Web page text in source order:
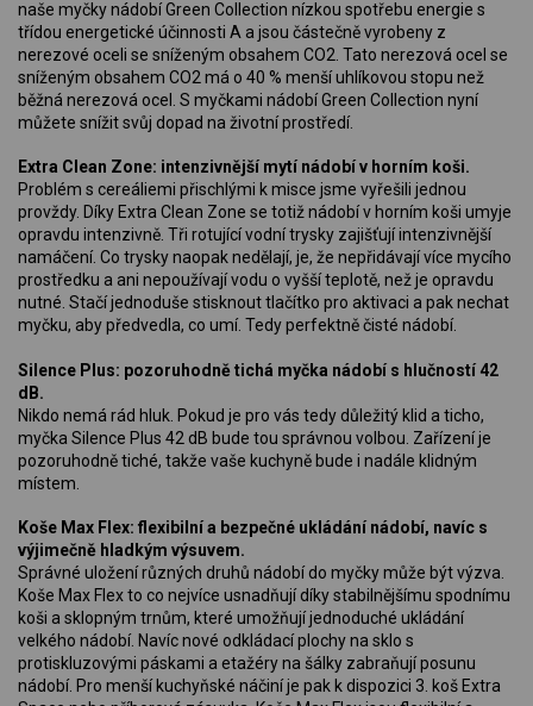
naše myčky nádobí Green Collection nízkou spotřebu energie s
třídou energetické účinnosti A a jsou částečně vyrobeny z
nerezové oceli se sníženým obsahem CO2. Tato nerezová ocel se
sníženým obsahem CO2 má o 40 % menší uhlíkovou stopu než
běžná nerezová ocel. S myčkami nádobí Green Collection nyní
můžete snížit svůj dopad na životní prostředí.
Extra Clean Zone: intenzivnější mytí nádobí v horním koši.
Problém s cereáliemi přischlými k misce jsme vyřešili jednou
provždy. Díky Extra Clean Zone se totiž nádobí v horním koši umyje
opravdu intenzivně. Tři rotující vodní trysky zajišťují intenzivnější
namáčení. Co trysky naopak nedělají, je, že nepřidávají více mycího
prostředku a ani nepoužívají vodu o vyšší teplotě, než je opravdu
nutné. Stačí jednoduše stisknout tlačítko pro aktivaci a pak nechat
myčku, aby předvedla, co umí. Tedy perfektně čisté nádobí.
Silence Plus: pozoruhodně tichá myčka nádobí s hlučností 42
dB.
Nikdo nemá rád hluk. Pokud je pro vás tedy důležitý klid a ticho,
myčka Silence Plus 42 dB bude tou správnou volbou. Zařízení je
pozoruhodně tiché, takže vaše kuchyně bude i nadále klidným
místem.
Koše Max Flex: flexibilní a bezpečné ukládání nádobí, navíc s
výjimečně hladkým výsuvem.
Správné uložení různých druhů nádobí do myčky může být výzva.
Koše Max Flex to co nejvíce usnadňují díky stabilnějšímu spodnímu
koši a sklopným trnům, které umožňují jednoduché ukládání
velkého nádobí. Navíc nové odkládací plochy na sklo s
protiskluzovými páskami a etažéry na šálky zabraňují posunu
nádobí. Pro menší kuchyňské náčiní je pak k dispozici 3. koš Extra